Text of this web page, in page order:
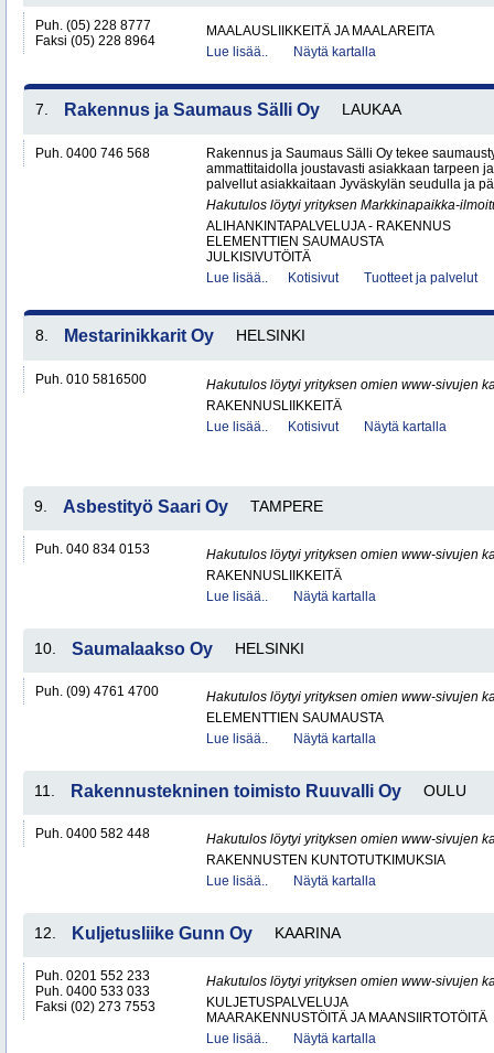
Puh. (05) 228 8777
Faksi (05) 228 8964
MAALAUSLIIKKEITÄ JA MAALAREITA
Lue lisää..
Näytä kartalla
7. Rakennus ja Saumaus Sälli Oy LAUKAA
Puh. 0400 746 568
Rakennus ja Saumaus Sälli Oy tekee
ammattitaidolla joustavasti asiakkaan tarpeen
palvellut asiakkaitaan Jyväskylän seudulla ja
Hakutulos löytyi yrityksen Markkinapaikka-
ALIHANKINTAPALVELUJA - RAKENNUS
ELEMENTTIEN SAUMAUSTA
JULKISIVUTÖITÄ
Lue lisää..
Kotisivut Tuotteet ja palvelut
8. Mestarinikkarit Oy HELSINKI
Puh. 010 5816500
Hakutulos löytyi yrityksen omien www-sivujen
RAKENNUSLIIKKEITÄ
Lue lisää..
Kotisivut Näytä kartalla
9. Asbestityö Saari Oy TAMPERE
Puh. 040 834 0153
Hakutulos löytyi yrityksen omien www-sivujen
RAKENNUSLIIKKEITÄ
Lue lisää..
Näytä kartalla
10. Saumalaakso Oy HELSINKI
Puh. (09) 4761 4700
Hakutulos löytyi yrityksen omien www-sivujen
ELEMENTTIEN SAUMAUSTA
Lue lisää..
Näytä kartalla
11. Rakennustekninen toimisto Ruuvalli Oy OULU
Puh. 0400 582 448
Hakutulos löytyi yrityksen omien www-sivujen
RAKENNUSTEN KUNTOTUTKIMUKSIA
Lue lisää..
Näytä kartalla
12. Kuljetusliike Gunn Oy KAARINA
Puh. 0201 552 233
Puh. 0400 533 033
Faksi (02) 273 7553
Hakutulos löytyi yrityksen omien www-sivujen
KULJETUSPALVELUJA
MAARAKENNUSTÖITÄ JA MAANSIIRTOTÖITÄ
Lue lisää..
Näytä kartalla